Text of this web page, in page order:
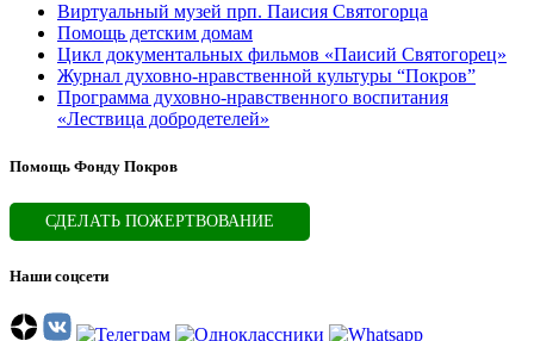
Виртуальный музей прп. Паисия Святогорца
Помощь детским домам
Цикл документальных фильмов «Паисий Святогорец»
Журнал духовно-нравственной культуры “Покров”
Программа духовно-нравственного воспитания
«Лествица добродетелей»
Помощь Фонду Покров
СДЕЛАТЬ ПОЖЕРТВОВАНИЕ
Наши соцсети